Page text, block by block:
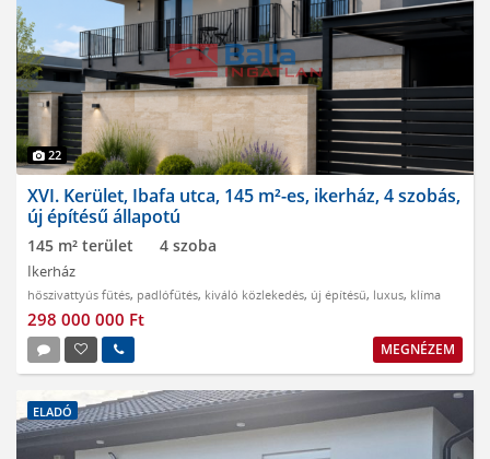
22
XVI. Kerület, Ibafa utca, 145 m²-es, ikerház, 4 szobás,
új építésű állapotú
145 m² terület 4 szoba
Ikerház
hőszivattyús fűtés, padlófűtés, kiváló közlekedés, új építésű, luxus, klíma
298 000 000 Ft
MEGNÉZEM
ELADÓ